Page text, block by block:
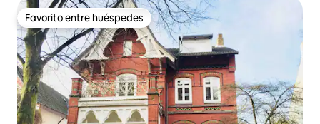
Favorito entre huéspedes
Favorito entre huéspedes